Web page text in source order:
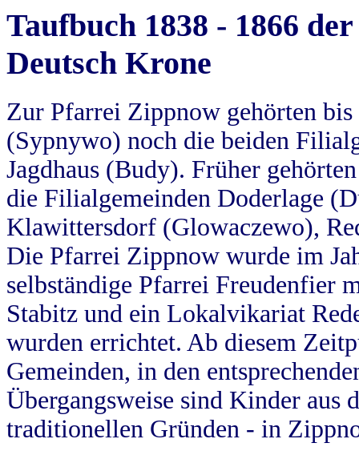
Taufbuch 1838 - 1866
Deutsch Krone
Zur Pfarrei Zippnow gehörten
(Sypnywo) noch die beiden
Jagdhaus (Budy). Früher
die Filialgemeinden Doderlage
Klawittersdorf (Glowaczewo),
Die Pfarrei Zippnow wurde im
selbständige Pfarrei Freudenfier
Stabitz und ein Lokalvikariat
wurden errichtet. Ab diesem
Gemeinden, in den
Übergangsweise sind Kinder aus
traditionellen Gründen - in